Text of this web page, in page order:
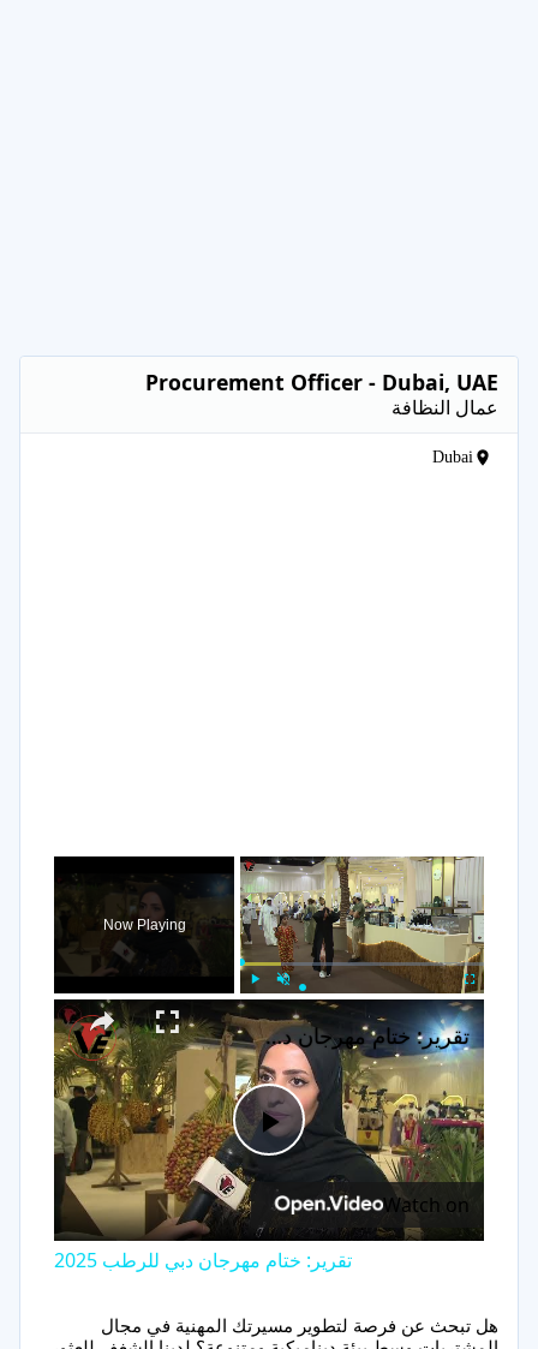
Procurement Officer - Dubai, UAE
عمال النظافة
Dubai
×
Unmute Fullscreen
Now Playing
×
Play
Video
تقرير: ختام مهرجان دبي للرطب 2025
Watch on
تقرير: ختام مهرجان دبي للرطب 2025
هل تبحث عن فرصة لتطوير مسيرتك المهنية في مجال